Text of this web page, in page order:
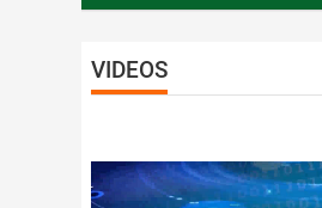
VIDEOS